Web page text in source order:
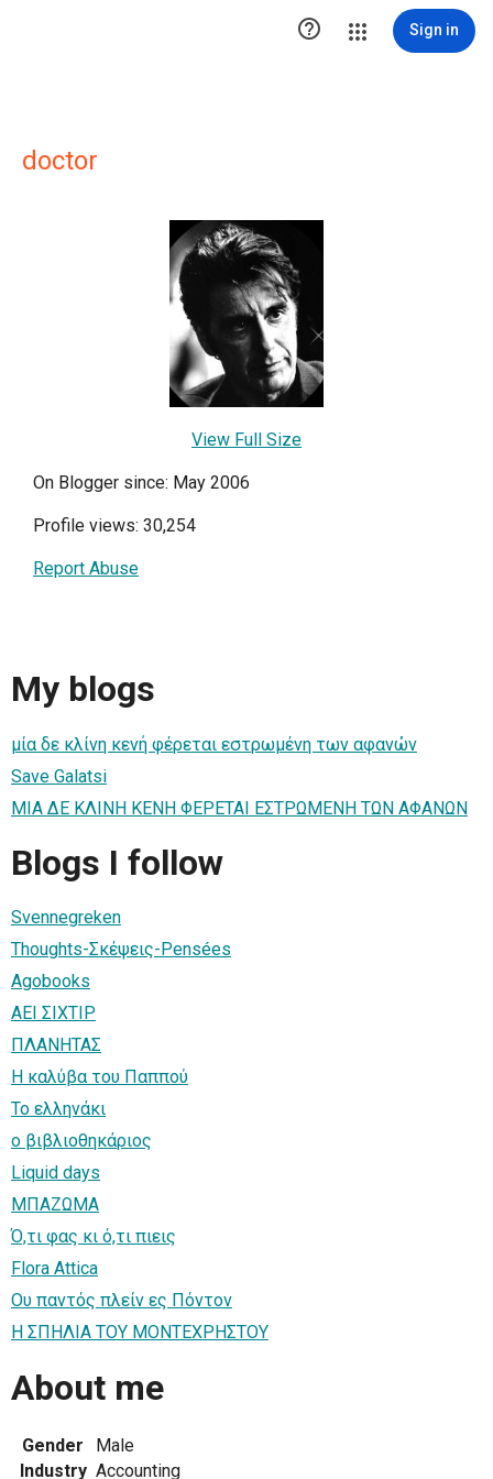
 Sign in
doctor
View Full Size
On Blogger since: May 2006
Profile views: 30,254
Report Abuse
My blogs
μία δε κλίνη κενή φέρεται εστρωμένη των αφανών
Save Galatsi
ΜΙΑ ΔΕ ΚΛΙΝΗ ΚΕΝΗ ΦΕΡΕΤΑΙ ΕΣΤΡΩΜΕΝΗ ΤΩΝ ΑΦΑΝΩΝ
Blogs I follow
Svennegreken
Thoughts-Σκέψεις-Pensées
Agobooks
ΑΕΙ ΣΙΧΤΙΡ
ΠΛΑΝΗΤΑΣ
Η καλύβα του Παππού
Το ελληνάκι
ο βιβλιοθηκάριος
Liquid days
ΜΠΑΖΩΜΑ
Ό,τι φας κι ό,τι πιεις
Flora Attica
Ου παντός πλείν ες Πόντον
Η ΣΠΗΛΙΑ ΤΟΥ ΜΟΝΤΕΧΡΗΣΤΟΥ
About me
Gender
Male
Industry Accounting